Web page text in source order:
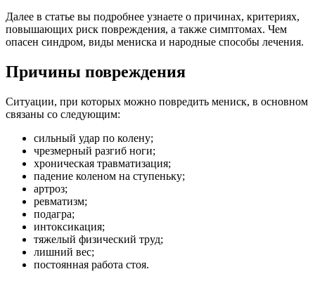
Далее в статье вы подробнее узнаете о причинах, критериях,
повышающих риск повреждения, а также симптомах. Чем
опасен синдром, виды мениска и народные способы лечения.
Причины повреждения
Ситуации, при которых можно повредить мениск, в основном
связаны со следующим:
сильный удар по колену;
чрезмерный разгиб ноги;
хроническая травматизация;
падение коленом на ступеньку;
артроз;
ревматизм;
подагра;
интоксикация;
тяжелый физический труд;
лишний вес;
постоянная работа стоя.